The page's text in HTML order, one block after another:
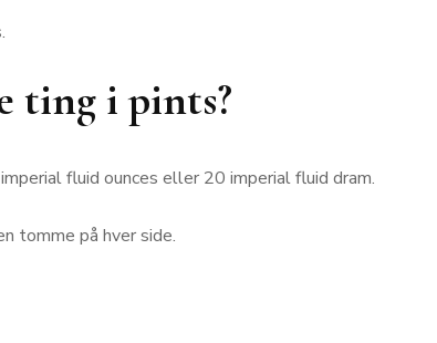
ting i pints?
fluid ounces eller 20 imperial fluid dram.
tomme på hver side.